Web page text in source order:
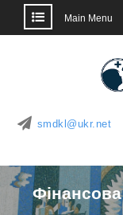
Main Menu
smdkl@ukr.net
Фінансова